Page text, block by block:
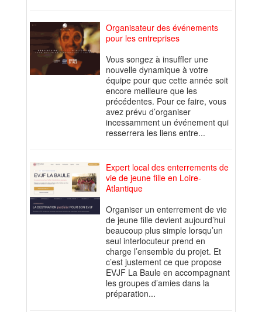
Organisateur des événements
pour les entreprises
Vous songez à insuffler une
nouvelle dynamique à votre
équipe pour que cette année soit
encore meilleure que les
précédentes. Pour ce faire, vous
avez prévu d’organiser
incessamment un événement qui
resserrera les liens entre...
Expert local des enterrements de
vie de jeune fille en Loire-
Atlantique
Organiser un enterrement de vie
de jeune fille devient aujourd’hui
beaucoup plus simple lorsqu’un
seul interlocuteur prend en
charge l’ensemble du projet. Et
c’est justement ce que propose
EVJF La Baule en accompagnant
les groupes d’amies dans la
préparation...